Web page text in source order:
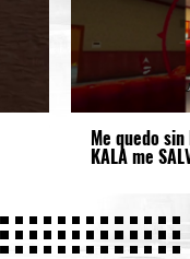
Me quedo sin
KALA me